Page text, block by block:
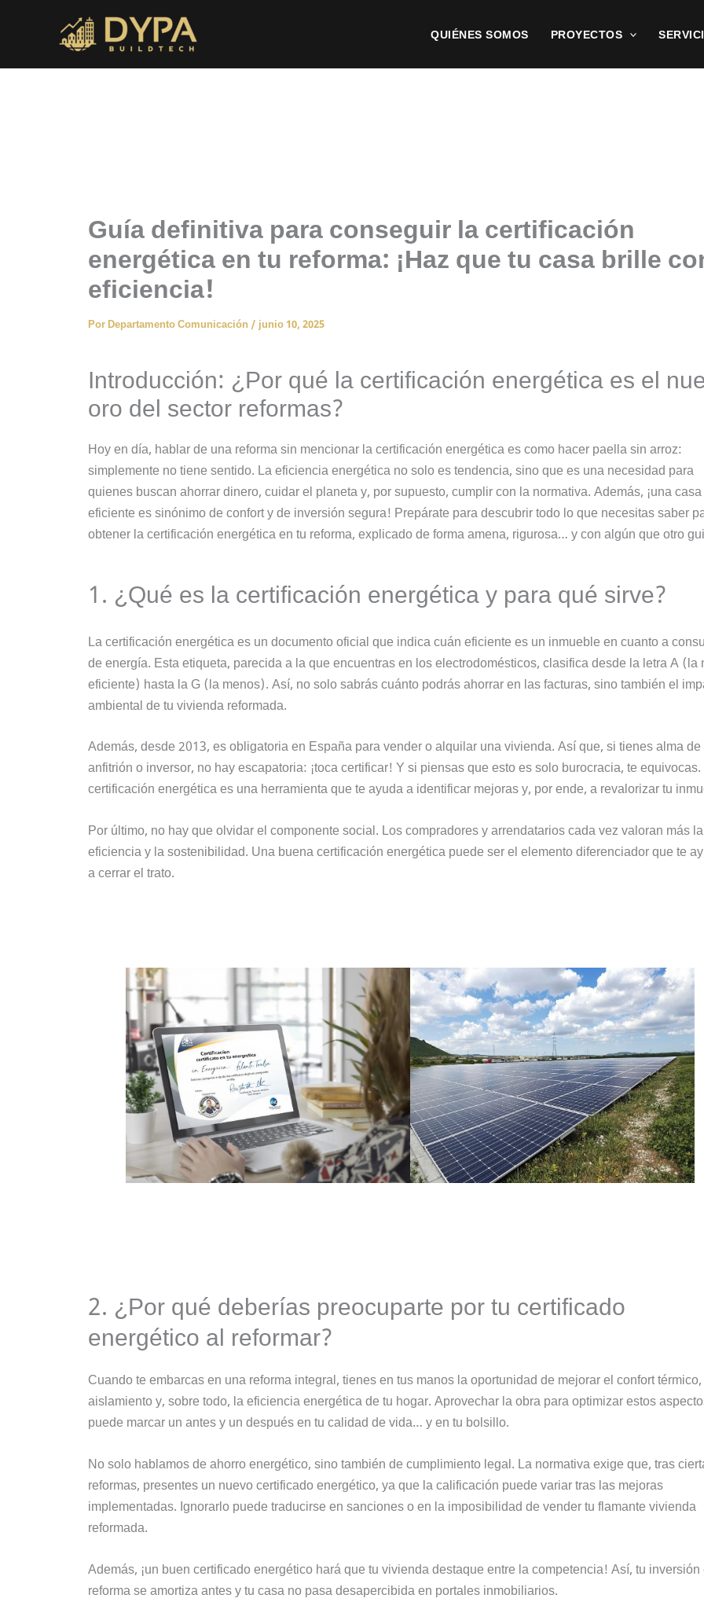
QUIÉNES SOMOS PROYECTOS
Guía definitiva para conseguir la certificación
energética en tu reforma: ¡Haz que tu casa brille
eficiencia!
Por Departamento Comunicación / junio 10, 2025
Introducción: ¿Por qué la certificación energética es el
oro del sector reformas?
Hoy en día, hablar de una reforma sin mencionar la certificación energética es como hacer paella sin arroz:
simplemente no tiene sentido. La eficiencia energética no solo es tendencia, sino que es una necesidad para
quienes buscan ahorrar dinero, cuidar el planeta y, por supuesto, cumplir con la normativa. Además, ¡una casa
eficiente es sinónimo de confort y de inversión segura! Prepárate para descubrir todo lo que necesitas saber
obtener la certificación energética en tu reforma, explicado de forma amena, rigurosa… y con algún que otro
1. ¿Qué es la certificación energética y para qué sirve?
La certificación energética es un documento oficial que indica cuán eficiente es un inmueble en cuanto a
de energía. Esta etiqueta, parecida a la que encuentras en los electrodomésticos, clasifica desde la letra A (la
eficiente) hasta la G (la menos). Así, no solo sabrás cuánto podrás ahorrar en las facturas, sino también el
ambiental de tu vivienda reformada.
Además, desde 2013, es obligatoria en España para vender o alquilar una vivienda. Así que, si tienes alma de
anfitrión o inversor, no hay escapatoria: ¡toca certificar! Y si piensas que esto es solo burocracia, te equivocas.
certificación energética es una herramienta que te ayuda a identificar mejoras y, por ende, a revalorizar tu
Por último, no hay que olvidar el componente social. Los compradores y arrendatarios cada vez valoran más la
eficiencia y la sostenibilidad. Una buena certificación energética puede ser el elemento diferenciador que te
a cerrar el trato.
2. ¿Por qué deberías preocuparte por tu certificado
energético al reformar?
Cuando te embarcas en una reforma integral, tienes en tus manos la oportunidad de mejorar el confort
aislamiento y, sobre todo, la eficiencia energética de tu hogar. Aprovechar la obra para optimizar estos
puede marcar un antes y un después en tu calidad de vida… y en tu bolsillo.
No solo hablamos de ahorro energético, sino también de cumplimiento legal. La normativa exige que, tras
reformas, presentes un nuevo certificado energético, ya que la calificación puede variar tras las mejoras
implementadas. Ignorarlo puede traducirse en sanciones o en la imposibilidad de vender tu flamante vivienda
reformada.
Además, ¡un buen certificado energético hará que tu vivienda destaque entre la competencia! Así, tu inversión
reforma se amortiza antes y tu casa no pasa desapercibida en portales inmobiliarios.